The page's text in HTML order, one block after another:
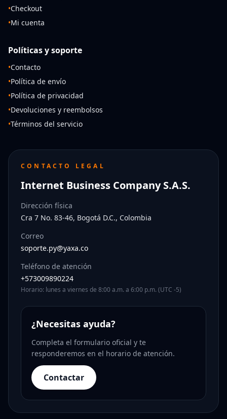
•Checkout
•Mi cuenta
Políticas y soporte
•Contacto
•Política de envío
•Política de privacidad
•Devoluciones y reembolsos
•Términos del servicio
CONTACTO LEGAL
Internet Business Company S.A.S.
Dirección física
Cra 7 No. 83-46, Bogotá D.C., Colombia
Correo
soporte.py@yaxa.co
Teléfono de atención
+573009890224
Horario: lunes a viernes de 8:00 a.m. a 6:00 p.m. (UTC -5)
¿Necesitas ayuda?
Completa el formulario oficial y te
responderemos en el horario de atención.
Contactar